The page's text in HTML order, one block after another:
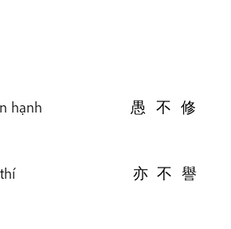
thiên hạnh 愚 不 修
bố thí 亦 不 譽